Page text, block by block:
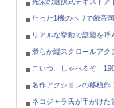
光栄の選択式テキストア
たった1機のヘリで敵帝
リアルな挙動で話題を呼
滑らか縦スクロールアク
こいつ、しゃべるぞ！
名作アクションの移植作
ネコジャラ氏が手がけた